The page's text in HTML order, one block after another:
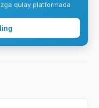
qulay platformada